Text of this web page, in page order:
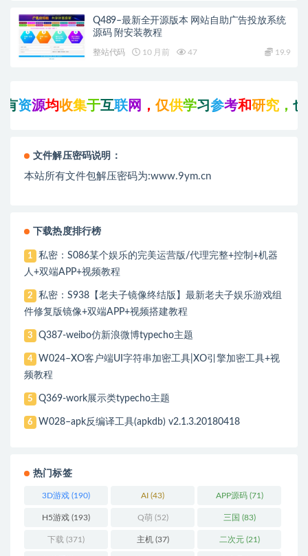
Q489–最新全开源版本 网站自助广告投放系统
源码 附安装教程
整站代码 10 月前 47 19.9
资源均收集于互联网 ， 仅供学习参考和研究， 也
文件解压密码说明：
本站所有文件包解压密码为:www.9ym.cn
下载热度排行榜
1
私密：S086某个娱乐的完美运营版/代理完整+控制+机器
人+双端APP+视频教程
2
私密：S938【老夫子镜像终结版】最新老夫子娱乐游戏组
件修复版镜像+双端APP+视频搭建教程
3 Q387-weibo仿新浪微博typecho主题
4
W024–XO客户端UI字符串加密工具|XO引擎加密工具+视
频教程
5 Q369-work展示类typecho主题
6 W028–apk反编译工具(apkdb) v2.1.3.20180418
热门标签
3D游戏 (190) AI (43) APP源码(71)
H5游戏 (193) Q萌(52) 三国 (83)
下载 (371) 主机(37) 二次元(21)